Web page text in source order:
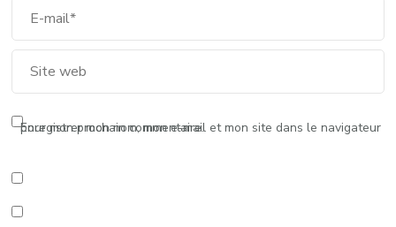
Enregistrer mon nom, mon e-mail et mon site dans le navigateur pour mon prochain commentaire.